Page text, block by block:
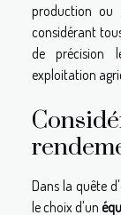
production ou
considérant
de précision
exploitation
Dans la quête
le choix d'un